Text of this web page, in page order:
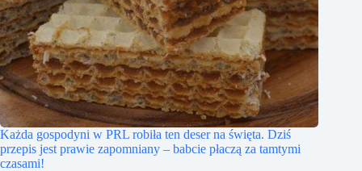
Każda gospodyni w PRL robiła ten deser na święta. Dziś
przepis jest prawie zapomniany – babcie płaczą za tamtymi
czasami!